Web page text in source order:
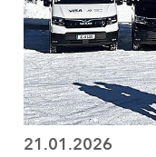
21.01.2026